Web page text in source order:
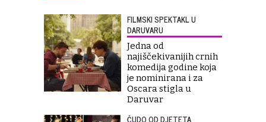
FILMSKI SPEKTAKL U
DARUVARU
Jedna od
najiščekivanijih crnih
komedija godine koja
je nominirana i za
Oscara stigla u
Daruvar
ČUDO OD DJETETA